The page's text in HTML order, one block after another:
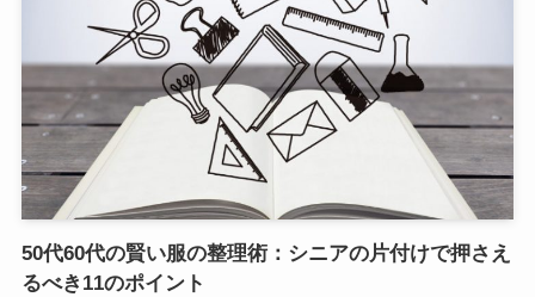
50代60代の賢い服の整理術：シニアの片付けで押さえ
るべき11のポイント